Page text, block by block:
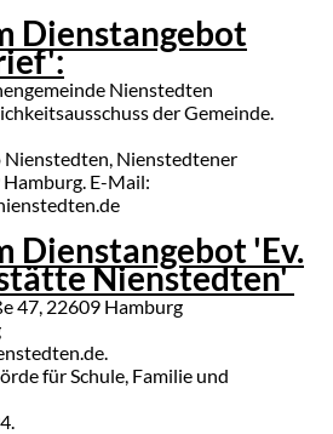
Dienstangebot
Nienstedten
der Gemeinde.
Nienstedtener
E-Mail:
Dienstangebot 'Ev.
Nienstedten'
47, 22609 Hamburg
für Schule, Familie und